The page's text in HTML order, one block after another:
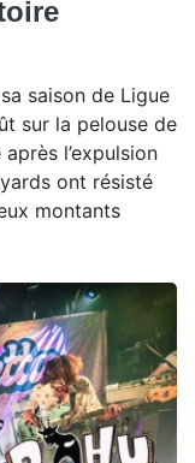
saison de Ligue
sur la pelouse de
l’expulsion
ont résisté
montants